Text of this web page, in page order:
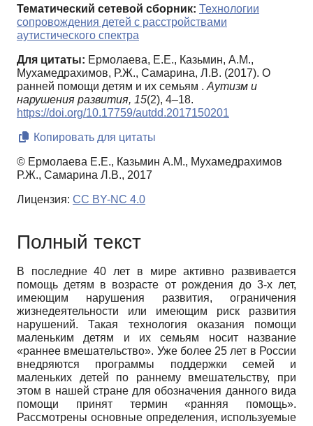
Тематический сетевой сборник: Технологии
сопровождения детей с расстройствами
аутистического спектра
Для цитаты: Ермолаева, Е.Е., Казьмин, А.М.,
Мухамедрахимов, Р.Ж., Самарина, Л.В. (2017). О
ранней помощи детям и их семьям . Аутизм и
нарушения развития, 15(2), 4–18.
https://doi.org/10.17759/autdd.2017150201
Копировать для цитаты
© Ермолаева Е.Е., Казьмин А.М., Мухамедрахимов
Р.Ж., Самарина Л.В., 2017
Лицензия: CC BY-NC 4.0
Полный текст
В последние 40 лет в мире активно развивается
помощь детям в возрасте от рождения до 3-х лет,
имеющим нарушения развития, ограничения
жизнедеятельности или имеющим риск развития
нарушений. Такая технология оказания помощи
маленьким детям и их семьям носит название
«раннее вмешательство». Уже более 25 лет в России
внедряются программы поддержки семей и
маленьких детей по раннему вмешательству, при
этом в нашей стране для обозначения данного вида
помощи принят термин «ранняя помощь».
Рассмотрены основные определения, используемые